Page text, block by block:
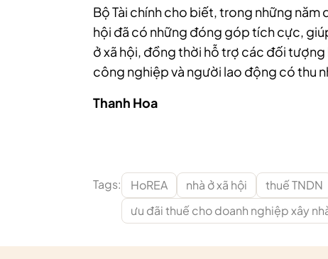
Bộ Tài chính cho biết, trong những năm
hội đã có những đóng góp tích cực,
ở xã hội, đồng thời hỗ trợ các đối tượng
công nghiệp và người lao động có thu
Thanh Hoa
Tags: HoREA nhà ở xã hội thuế TNDN
ưu đãi thuế cho doanh nghiệp xây